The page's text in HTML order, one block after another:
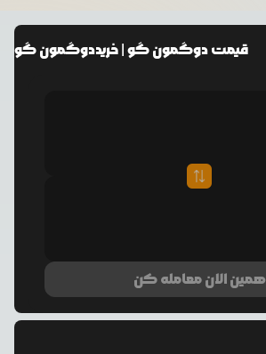
قیمتدوگمون گو| خریددوگمون گو
همین الان معامله کن